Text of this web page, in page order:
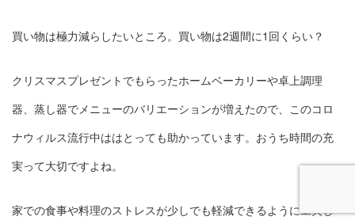
買い物は極力減らしたいところ。買い物は2週間に1回くらい？
クリスマスプレゼントでもらったホームベーカリーや卓上調理
器、蒸し器でメニューのバリエーションが増えたので、このコロ
ナウィルス流行中ははとっても助かっています。おうち時間の充
実って大切ですよね。
家での食事や料理のストレスが少しでも軽減できるように工夫し